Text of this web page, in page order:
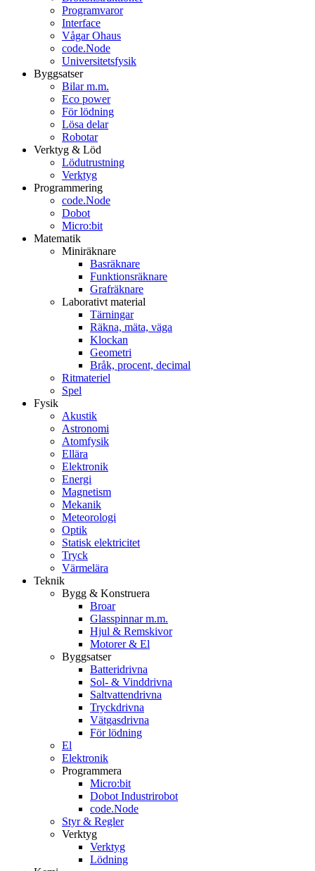
Programvaror
Interface
Vågar Ohaus
code.Node
Universitetsfysik
Byggsatser
Bilar m.m.
Eco power
För lödning
Lösa delar
Robotar
Verktyg & Löd
Lödutrustning
Verktyg
Programmering
code.Node
Dobot
Micro:bit
Matematik
Miniräknare
Basräknare
Funktionsräknare
Grafräknare
Laborativt material
Tärningar
Räkna, mäta, väga
Klockan
Geometri
Bråk, procent, decimal
Ritmateriel
Spel
Fysik
Akustik
Astronomi
Atomfysik
Ellära
Elektronik
Energi
Magnetism
Mekanik
Meteorologi
Optik
Statisk elektricitet
Tryck
Värmelära
Teknik
Bygg & Konstruera
Broar
Glasspinnar m.m.
Hjul & Remskivor
Motorer & El
Byggsatser
Batteridrivna
Sol- & Vinddrivna
Saltvattendrivna
Tryckdrivna
Vätgasdrivna
För lödning
El
Elektronik
Programmera
Micro:bit
Dobot Industrirobot
code.Node
Styr & Regler
Verktyg
Verktyg
Lödning